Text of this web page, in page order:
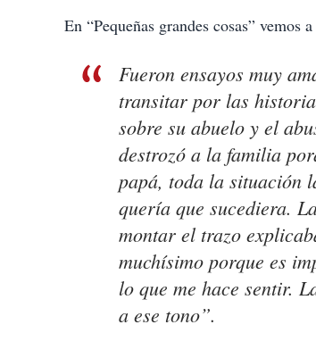
En “Pequeñas grandes cosas”
Fueron ensayos muy
transitar por las
sobre su abuelo y el
destrozó a la familia
papá, toda la situación
quería que sucediera.
montar el trazo
muchísimo porque es
lo que me hace sentir.
a ese tono”.